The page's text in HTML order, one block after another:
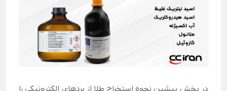
در بخش پیشین نحوه استخراج طلا از بردهای الکترونیکی را